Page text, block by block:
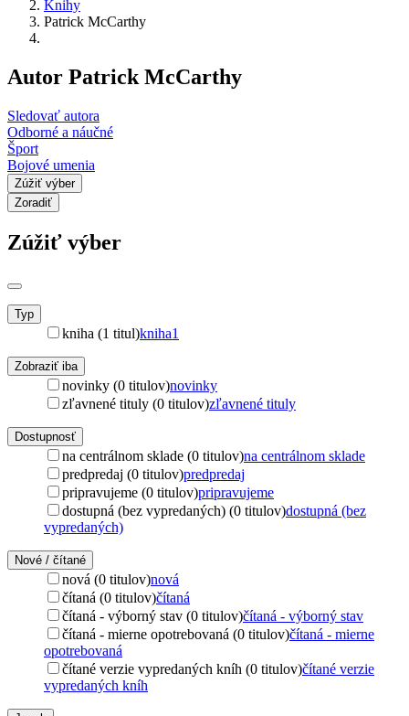
Knihy
Patrick McCarthy
Autor Patrick McCarthy
Sledovať autora
Odborné a náučné
Šport
Bojové umenia
Zúžiť výber
Zoradiť
Zúžiť výber
Typ
kniha (1 titul)kniha1
Zobraziť iba
novinky (0 titulov)novinky
zľavnené tituly (0 titulov)zľavnené tituly
Dostupnosť
na centrálnom sklade (0 titulov)na centrálnom sklade
predpredaj (0 titulov)predpredaj
pripravujeme (0 titulov)pripravujeme
dostupná (bez vypredaných) (0 titulov)dostupná (bez
vypredaných)
Nové / čítané
nová (0 titulov)nová
čítaná (0 titulov)čítaná
čítaná - výborný stav (0 titulov)čítaná - výborný stav
čítaná - mierne opotrebovaná (0 titulov)čítaná - mierne
opotrebovaná
čítané verzie vypredaných kníh (0 titulov)čítané verzie
vypredaných kníh